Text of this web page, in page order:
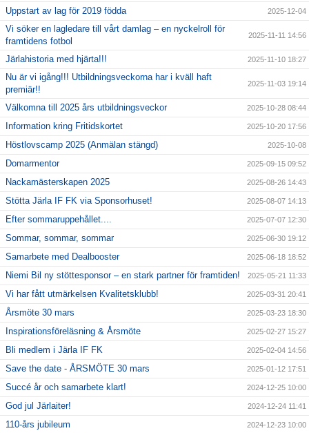
Uppstart av lag för 2019 födda 2025-12-04
Vi söker en lagledare till vårt damlag – en nyckelroll för
framtidens fotbol
2025-11-11 14:56
Järlahistoria med hjärta!!! 2025-11-10 18:27
Nu är vi igång!!! Utbildningsveckorna har i kväll haft
premiär!!
2025-11-03 19:14
Välkomna till 2025 års utbildningsveckor 2025-10-28 08:44
Information kring Fritidskortet 2025-10-20 17:56
Höstlovscamp 2025 (Anmälan stängd) 2025-10-08
Domarmentor 2025-09-15 09:52
Nackamästerskapen 2025 2025-08-26 14:43
Stötta Järla IF FK via Sponsorhuset! 2025-08-07 14:13
Efter sommaruppehållet.... 2025-07-07 12:30
Sommar, sommar, sommar 2025-06-30 19:12
Samarbete med Dealbooster 2025-06-18 18:52
Niemi Bil ny stöttesponsor – en stark partner för framtiden! 2025-05-21 11:33
Vi har fått utmärkelsen Kvalitetsklubb! 2025-03-31 20:41
Årsmöte 30 mars 2025-03-23 18:30
Inspirationsföreläsning & Årsmöte 2025-02-27 15:27
Bli medlem i Järla IF FK 2025-02-04 14:56
Save the date - ÅRSMÖTE 30 mars 2025-01-12 17:51
Succé år och samarbete klart! 2024-12-25 10:00
God jul Järlaiter! 2024-12-24 11:41
110-års jubileum 2024-12-23 10:00